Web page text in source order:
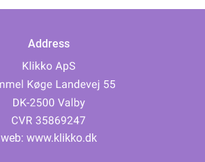
Address
web: www.klikko.dk